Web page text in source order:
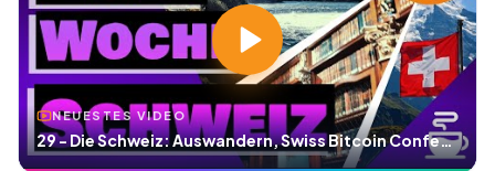
NEUESTES VIDEO
29 - Die Schweiz: Auswandern, Swiss Bitcoin Conference